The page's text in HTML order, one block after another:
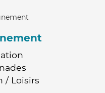
/ Loisirs